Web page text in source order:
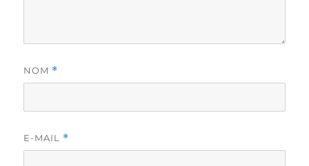
NOM *
E-MAIL *